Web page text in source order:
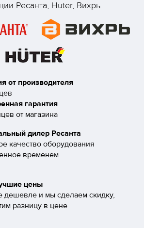
Ресанта, Huter, Вихрь
от производителя
гарантия
от магазина
дилер Ресанта
качество оборудования
временем
цены
дешевле и мы сделаем скидку,
разницу в цене